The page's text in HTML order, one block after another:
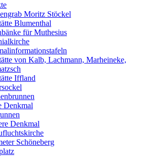
Moritz Stöckel
Blumenthal
für Muthesius
von Kalb, Lachmann, Marheineke,
Iffland
Denkmal
Denkmal
Schöneberg